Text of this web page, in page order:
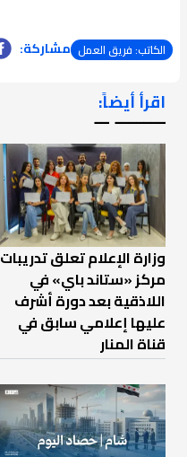
الكاتب: فريق العمل مشاركة:
اقرأ أيضاً:
ـــــــ ــ
وزارة الإعلام تعلق تدريبات
مركز «ستاند باي» في
اللاذقية بعد دورة أشرف
عليها إعلامي سابق في
قناة المنار